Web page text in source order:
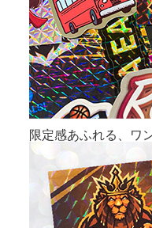
限定感あふれる、ワ